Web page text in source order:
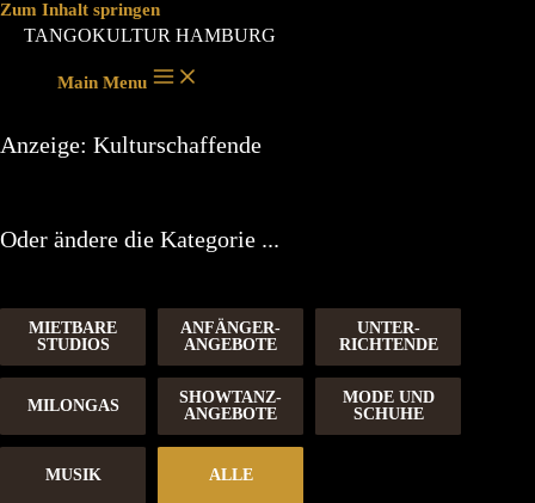
Zum Inhalt springen
TANGOKULTUR HAMBURG
Main Menu
Anzeige: Kulturschaffende
Oder ändere die Kategorie ...
MIETBARE
STUDIOS
ANFÄNGER-
ANGEBOTE
UNTER-
RICHTENDE
MILONGAS
SHOWTANZ-
ANGEBOTE
MODE UND
SCHUHE
MUSIK ALLE